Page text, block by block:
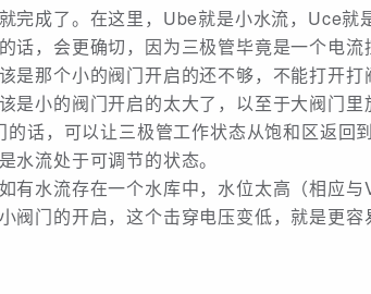
完成了。在这里，Ube就是小水流，Uce
话，会更确切，因为三极管毕竟是一个电流
那个小的阀门开启的还不够，不能打开打
小的阀门开启的太大了，以至于大阀门里
话，可以让三极管工作状态从饱和区返回到
流处于可调节的状态。
水流存在一个水库中，水位太高（相应与
阀门的开启，这个击穿电压变低，就是更容